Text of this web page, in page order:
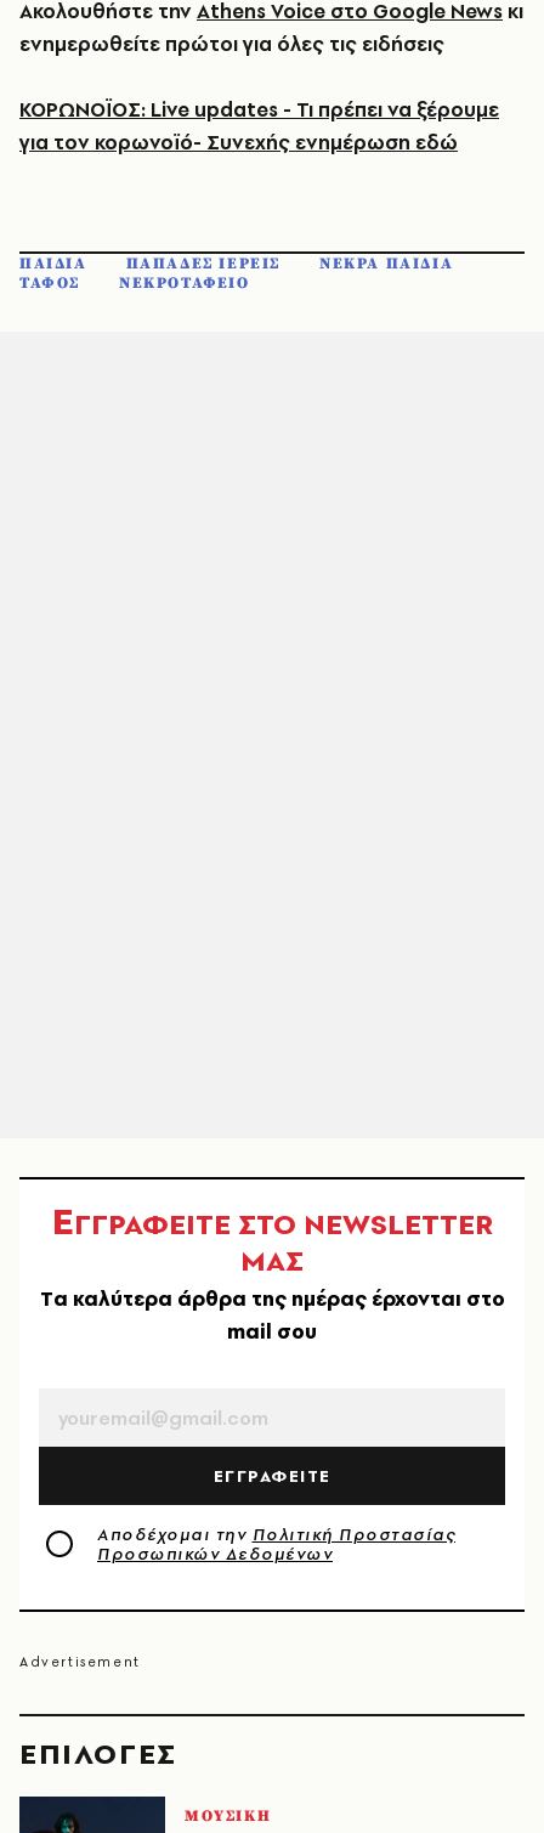
EΠΙΛΟΓΈΣ
ΜΟΥΣΙΚΗ
Ακολουθήστε την Athens Voice στο Google News κι
ενημερωθείτε πρώτοι για όλες τις ειδήσεις
ΚΟΡΩΝΟΪΟΣ: Live updates - Τι πρέπει να ξέρουμε
για τον κορωνοϊό- Συνεχής ενημέρωση εδώ
ΠΑΙΔΙΑ ΠΑΠΑΔΕΣ ΙΕΡΕΙΣ
ΝΕΚΡΑ ΠΑΙΔΙΑ
ΤΑΦΟΣ
ΝΕΚΡΟΤΑΦΕΙΟ
ΕΓΓΡΑΦΕΙΤΕ ΣΤΟ NEWSLETTER
ΜΑΣ
Tα καλύτερα άρθρα της ημέρας έρχονται στο
mail σου
ΕΓΓΡΑΦΕΙΤΕ
Αποδέχομαι την Πολιτική Προστασίας
Προσωπικών Δεδομένων